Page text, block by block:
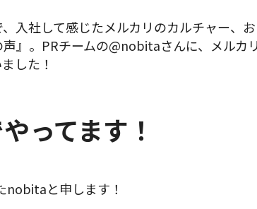
一覧
入社して感じたメルカリのカルチャー、
』。PRチームの@nobitaさんに、メルカ
した！
ってます！
nobitaと申します！